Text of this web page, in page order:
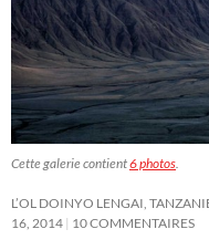
Cette galerie contient6 photos.
L’OL DOINYO LENGAI,
16, 2014 10 COMMENTAIRES